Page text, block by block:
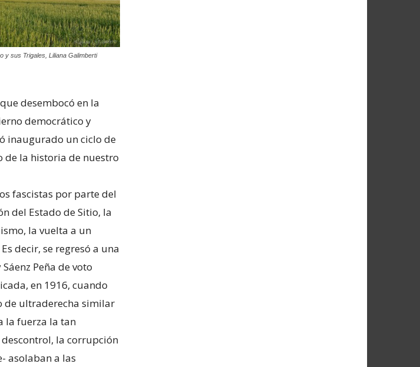
y sus Trigales, Liliana Galimberti
desembocó en la
democrático y
inaugurado un ciclo de
de la historia de nuestro
fascistas por parte del
del Estado de Sitio, la
la vuelta a un
decir, se regresó a una
Peña de voto
en 1916, cuando
de ultraderecha similar
la fuerza la tan
la corrupción
asolaban a las